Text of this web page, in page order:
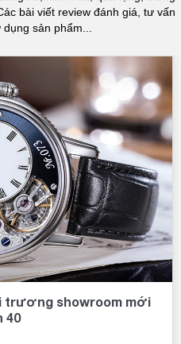
bài viết review đánh giá, tư vấn
sản phẩm...
trương showroom mới
40